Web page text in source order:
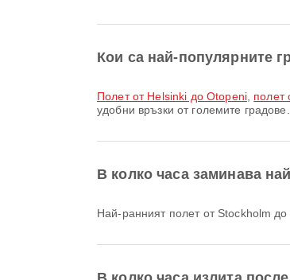
Кои са най-популярните
полет от Helsinki до Otopeni, полет
удобни връзки от големите градове.
В колко часа заминава
Най-ранният полет от Stockholm